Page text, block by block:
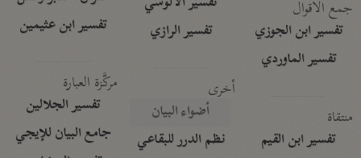
جمع الأقوال
تفسير ابن الجوزي
تفسير الماوردي
منتقاة
تفسير ابن القيم
تفسير الرازي
أخرى
أضواء البيان
نظم الدرر للبقاعي
تفسير ابن عثيمين
مركَّزة العبارة
تفسير الجلالين
جامع البيان للإيجي